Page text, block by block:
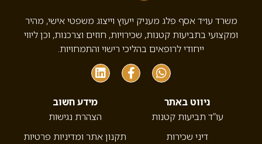
משרד עו״ד אסף פלג מעניק ייעוץ וייצוג משפטי אישי, מהיר
ומקצועי בתביעות קטנות, שכירויות, חוזים וצרכנות, וכן ליווי
ייחודי לרופאים בהליכי רישוי והתמחויות.
ניווט באתר
עו”ד תביעות קטנות
דיני שכירות
מידע חשוב
הצהרת נגישות
תקנון אתר ומדיניות פרטיות